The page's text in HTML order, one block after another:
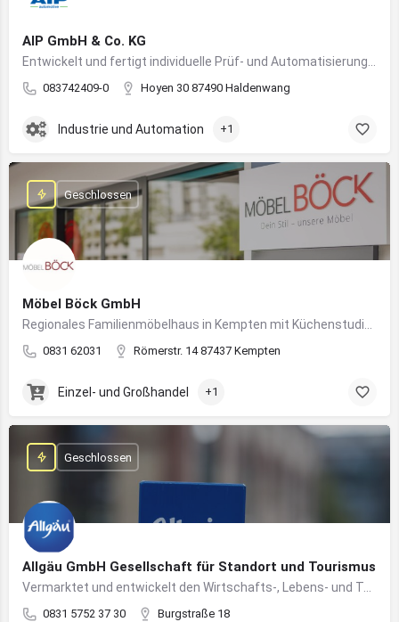
AIP GmbH & Co. KG
083742409-0 Hoyen 30 87490 Haldenwang
Industrie und Automation +1
Möbel Böck GmbH
0831 62031 Römerstr. 14 87437 Kempten
Geschlossen
Einzel- und Großhandel +1
Allgäu GmbH Gesellschaft für Standort und Tourismus
0831 5752 37 30 Burgstraße 18
Geschlossen